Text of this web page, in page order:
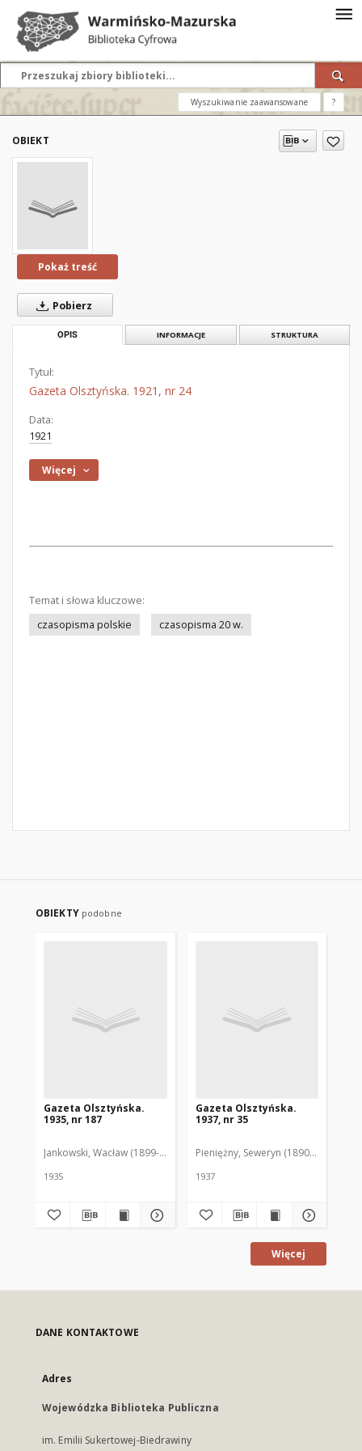
Wyszukiwanie zaawansowane ?
OBIEKT
Pokaż treść
Pobierz
OPIS INFORMACJE STRUKTURA
Tytuł:
Gazeta Olsztyńska. 1921, nr 24
Data:
1921
Więcej
Temat i słowa kluczowe:
czasopisma polskie
czasopisma 20 w.
OBIEKTY podobne
Gazeta Olsztyńska.
1935, nr 187
Jankowski, Wacław (1899-1975). Red.
1935
Gazeta Olsztyńska.
1937, nr 35
Pieniężny, Seweryn (1890-1940). Red.
1937
Więcej
DANE KONTAKTOWE
Adres
Wojewódzka Biblioteka Publiczna
im. Emilii Sukertowej-Biedrawiny